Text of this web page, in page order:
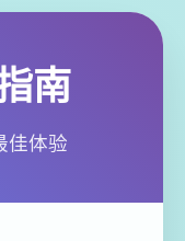
南
佳体验